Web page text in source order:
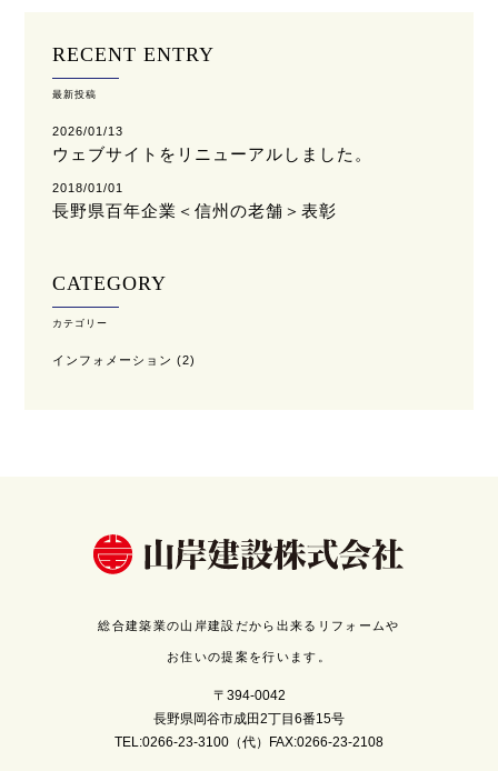
RECENT ENTRY
最新投稿
2026/01/13
ウェブサイトをリニューアルしました。
2018/01/01
長野県百年企業＜信州の老舗＞表彰
CATEGORY
カテゴリー
インフォメーション (2)
総合建築業の山岸建設だから出来るリフォームや
お住いの提案を行います。
〒394-0042
長野県岡谷市成田2丁目6番15号
TEL:0266-23-3100（代）FAX:0266-23-2108